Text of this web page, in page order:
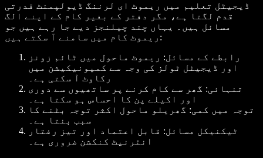
ڈیجیٹل تعلیم میں ریموٹ ای لرننگ ڈیولپمنٹ قدرتی
قدم لگتا ہے، مگر دفتر کے بغیر کام کے اپنے الگ
مسائل ہیں۔ یہاں چند چیلنجز دیے جا رہے ہیں جو
ریموٹ کام میں سامنے آ سکتے ہیں:
رابطے کے مسائل: ریموٹ ماحول میں ٹائم زونز
اور ڈیجیٹل ٹولز کی وجہ سے کمیونیکیشن میں
رکاوٹ آ سکتی ہے۔
تنہائی: گھر سے کام کرنے پر ساتھیوں سے دوری
اور اکیلے پن کا احساس ہو سکتا ہے۔
توجہ میں کمی: گھریلو ماحول اکثر توجہ بٹنے کا
سبب بنتا ہے۔
ٹیکنیکل مسائل: قابل اعتماد اور تیز رفتار
انٹرنیٹ کنکشن ضروری ہے۔